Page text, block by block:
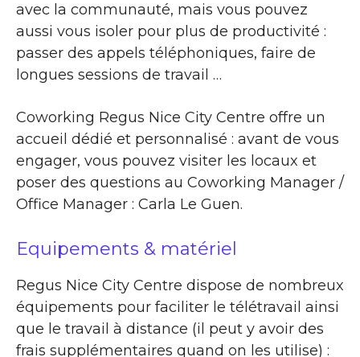
avec la communauté, mais vous pouvez
aussi vous isoler pour plus de productivité :
passer des appels téléphoniques, faire de
longues sessions de travail …
Coworking Regus Nice City Centre offre un
accueil dédié et personnalisé : avant de vous
engager, vous pouvez visiter les locaux et
poser des questions au Coworking Manager /
Office Manager : Carla Le Guen.
Equipements & matériel
Regus Nice City Centre dispose de nombreux
équipements pour faciliter le télétravail ainsi
que le travail à distance (il peut y avoir des
frais supplémentaires quand on les utilise) :